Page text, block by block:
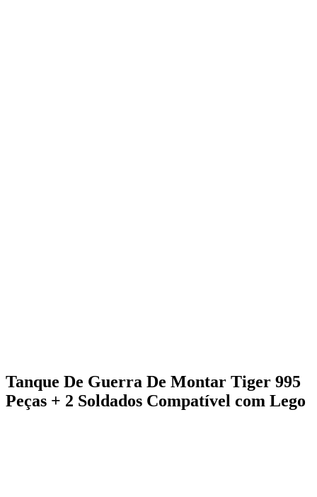
Tanque De Guerra De Montar Tiger 995
Peças + 2 Soldados Compatível com Lego